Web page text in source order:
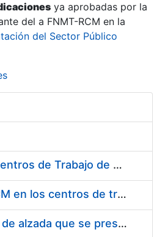
ya aprobadas por la
del a FNMT-RCM en la
del Sector Público
Suministro de Protectores Auditivos a medida para las personas trabajadoras de los Centros de Trabajo de Madrid y Burgos
Suministro de gafas graduadas antiproyecciones para los trabajadores de la FNMT-RCM en los centros de trabajo de Madrid y Burgos
Servicios de una empresa externa para el asesoramiento y resolución de los recursos de alzada que se presentan relacionados con procesos de selección para la FNMT-RCM